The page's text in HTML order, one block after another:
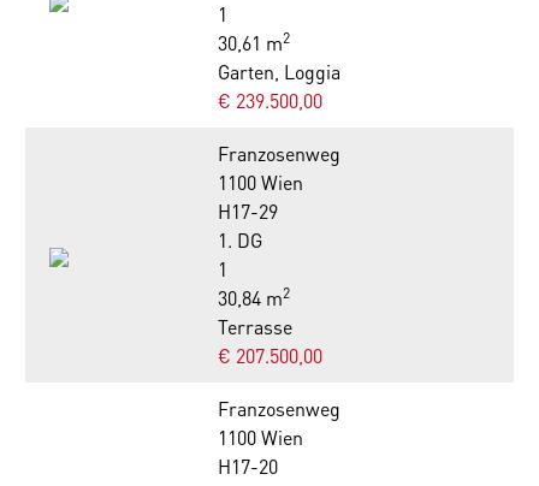
1
30,61 m2
Garten, Loggia
€ 239.500,00
Franzosenweg
1100 Wien
H17-29
1. DG
1
30,84 m2
Terrasse
€ 207.500,00
Franzosenweg
1100 Wien
H17-20